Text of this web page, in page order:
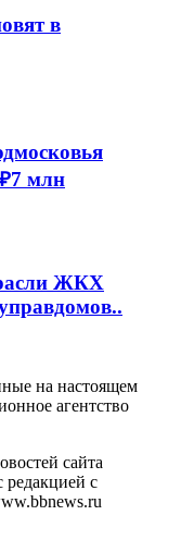
в
млн
ЖКХ
на настоящем
агентство
сайта
редакцией с